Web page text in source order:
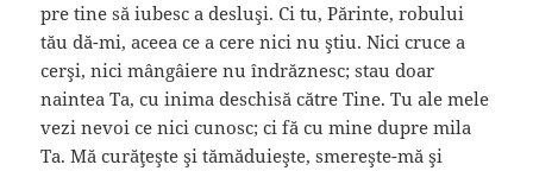
pre tine să iubesc a desluşi. Ci tu, Părinte, robului
tău dă-mi, aceea ce a cere nici nu ştiu. Nici cruce a
cerşi, nici mângâiere nu îndrăznesc; stau doar
naintea Ta, cu inima deschisă către Tine. Tu ale mele
vezi nevoi ce nici cunosc; ci fă cu mine dupre mila
Ta. Mă curăţeşte şi tămăduieşte, smereşte-mă şi